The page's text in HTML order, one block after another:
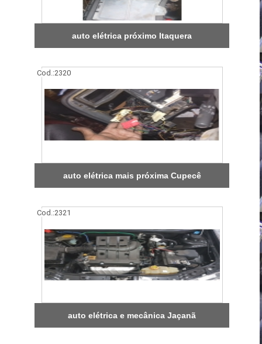
auto elétrica próximo Itaquera
Cod.:2320
auto elétrica mais próxima Cupecê
Cod.:2321
auto elétrica e mecânica Jaçanã